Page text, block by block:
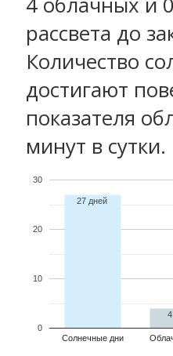
рассвета до
Количество
достигают
показателя
минут в сутки.
Солнечные дни
0
10
20
30
27 дней